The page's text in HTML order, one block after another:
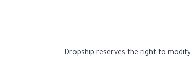
Dropship reserves the right to